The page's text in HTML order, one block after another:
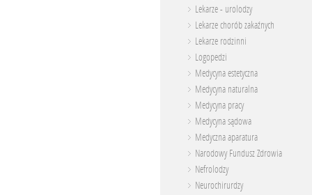
Lekarze - urolodzy
Lekarze chorób zakaźnych
Lekarze rodzinni
Logopedzi
Medycyna estetyczna
Medycyna naturalna
Medycyna pracy
Medycyna sądowa
Medyczna aparatura
Narodowy Fundusz Zdrowia
Nefrolodzy
Neurochirurdzy